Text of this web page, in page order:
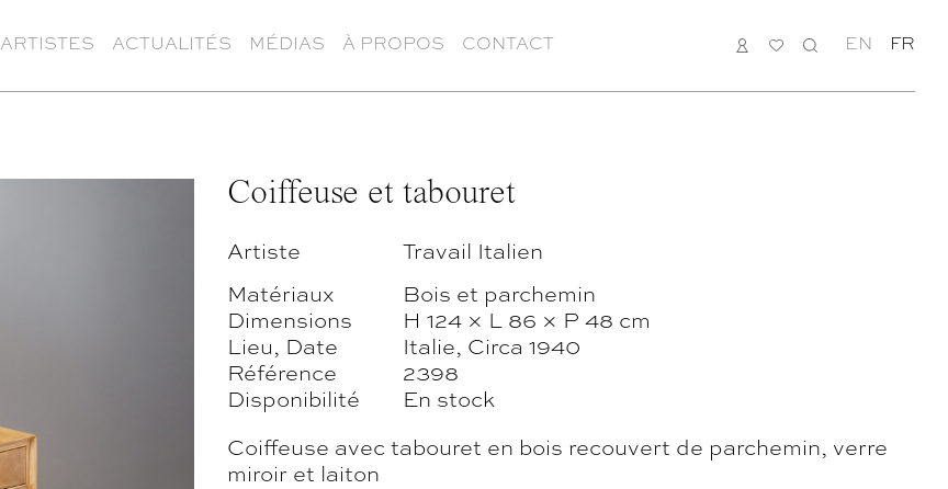
ARTISTES ACTUALITÉS MÉDIAS À PROPOS CONTACT CONNEXION
MA
RECHERCHE
EN FR
Coiffeuse et tabouret
Artiste
Travail Italien
Matériaux
Bois et parchemin
Dimensions
H 124 × L 86 × P 48 cm
Lieu, Date
Italie, Circa 1940
Référence
2398
Disponibilité
En stock
Coiffeuse avec tabouret en bois recouvert de parchemin, verre
miroir et laiton